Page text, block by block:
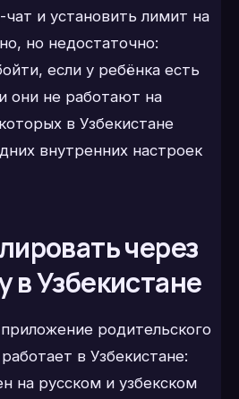
чат и установить лимит на
но недостаточно:
если у ребёнка есть
они не работают на
в Узбекистане
внутренних настроек
через
в Узбекистане
родительского
в Узбекистане:
на русском и узбекском